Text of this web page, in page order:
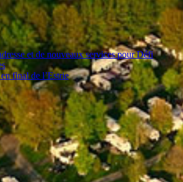
et de nouveaux services pour Défi
final de l’Estrie